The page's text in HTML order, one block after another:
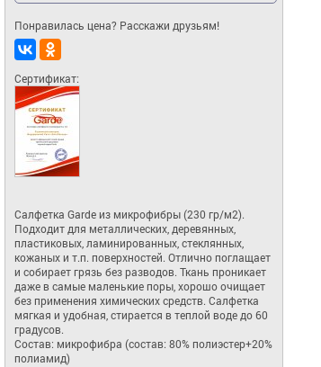
Понравилась цена? Расскажи друзьям!
Сертификат:
Салфетка Garde из микрофибры (230 гр/м2).
Подходит для металлических, деревянных,
пластиковых, ламинированных, стеклянных,
кожаных и т.п. поверхностей. Отлично поглащает
и собирает грязь без разводов. Ткань проникает
даже в самые маленькие поры, хорошо очищает
без применения химических средств. Салфетка
мягкая и удобная, стирается в теплой воде до 60
градусов.
Состав: микрофибра (состав: 80% полиэстер+20%
полиамид)